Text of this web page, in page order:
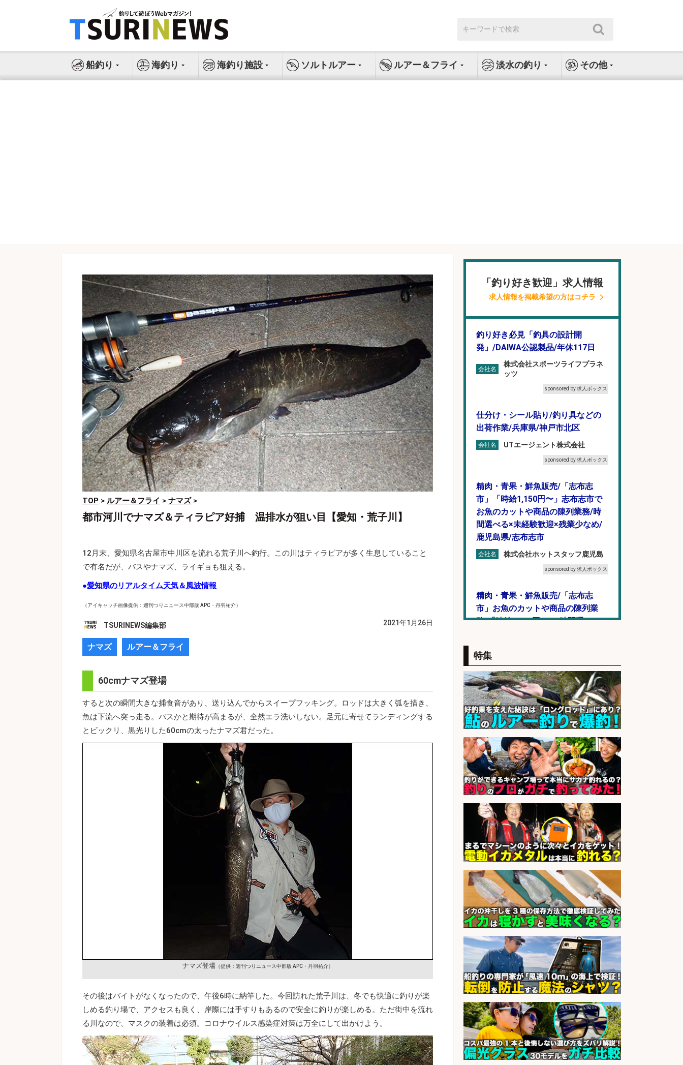
ス
索:
船釣り 海釣り 海釣り施設 ソルトルアー ルアー＆フライ 淡水の釣り その他
TOP > ルアー＆フライ > ナマズ>
都市河川でナマズ＆ティラピア好捕 温排水が狙い目【愛知・荒子川】
12月末、愛知県名古屋市中川区を流れる荒子川へ釣行。この川はティラピアが多く生息していること
で有名だが、バスやナマズ、ライギョも狙える。
●愛知県のリアルタイム天気＆風波情報
（アイキャッチ画像提供：週刊つりニュース中部版 APC・丹羽祐介）
TSURINEWS編集部 2021年1月26日
ナマズ ルアー＆フライ
60cmナマズ登場
すると次の瞬間大きな捕食音があり、送り込んでからスイープフッキング。ロッドは大きく弧を描き、
魚は下流へ突っ走る。バスかと期待が高まるが、全然エラ洗いしない。足元に寄せてランディングする
とビックリ、黒光りした60cmの太ったナマズ君だった。
ナマズ登場（提供：週刊つりニュース中部版 APC・丹羽祐介）
その後はバイトがなくなったので、午後6時に納竿した。今回訪れた荒子川は、冬でも快適に釣りが楽
しめる釣り場で、アクセスも良く、岸際には手すりもあるので安全に釣りが楽しめる。ただ街中を流れ
る川なので、マスクの装着は必須。コロナウイルス感染症対策は万全にして出かけよう。
「釣り好き歓迎」求人情報
求人情報を掲載希望の方はコチラ
釣り好き必見「釣具の設計開
発」/DAIWA公認製品/年休117日
会社名
株式会社スポーツライフプラネ
ッツ
sponsored by 求人ボックス
仕分け・シール貼り/釣り具などの
出荷作業/兵庫県/神戸市北区
会社名 UTエージェント株式会社
sponsored by 求人ボックス
精肉・青果・鮮魚販売/「志布志
市」「時給1,150円〜」志布志市で
お魚のカットや商品の陳列業務/時
間選べる×未経験歓迎×残業少なめ/
鹿児島県/志布志市
会社名 株式会社ホットスタッフ鹿児島
sponsored by 求人ボックス
精肉・青果・鮮魚販売/「志布志
市」お魚のカットや商品の陳列業
務/「時給1,150円〜」/時間選べる×
sponsored by 求人ボックス
販売スタッフ/「未経験歓迎」魚を
捌く作業なし!イオン食品売場スタッ
フ募集/東京都/目黒区
会社名 イオンスタイル碑文谷店
sponsored by 求人ボックス
フィッシング用品の「製品開発設
計」
会社名 メガバス株式会社
sponsored by 求人ボックス
魚の「バイヤー」貴方の目利きでヒ
ットを生む、裁量バイヤー募集
会社名 株式会社コムライン
sponsored by 求人ボックス
営業事務/釣り具メーカーでの営業
アシスタントのお仕事/残業なし/即
日勤務可/営業事務/軽作業
会社名 株式会社パソナ
sponsored by 求人ボックス
人材紹介事業責任者候補/飲食業界
向けSaaS企業「魚ぽち」/東証グロ
ース市場上場
会社名 株式会社フーディソン
特集